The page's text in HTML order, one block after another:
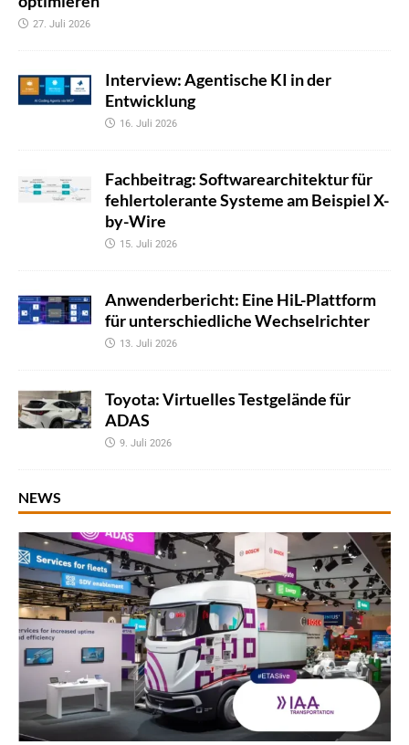
27. Juli 2026
Interview: Agentische KI in der
Entwicklung
16. Juli 2026
Fachbeitrag: Softwarearchitektur für
fehlertolerante Systeme am Beispiel X-
by-Wire
15. Juli 2026
Anwenderbericht: Eine HiL-Plattform
für unterschiedliche Wechselrichter
13. Juli 2026
Toyota: Virtuelles Testgelände für
ADAS
9. Juli 2026
NEWS